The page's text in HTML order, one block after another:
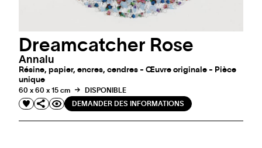
Dreamcatcher Rose
Annalu
Résine, papier, encres, cendres - Œuvre originale - Pièce
unique
60 x 60 x 15 cm
DISPONIBLE
DEMANDER DES INFORMATIONS